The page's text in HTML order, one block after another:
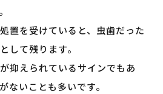
置を受けていると、虫歯だった
して残ります。
抑えられているサインでもあ
ないことも多いです。